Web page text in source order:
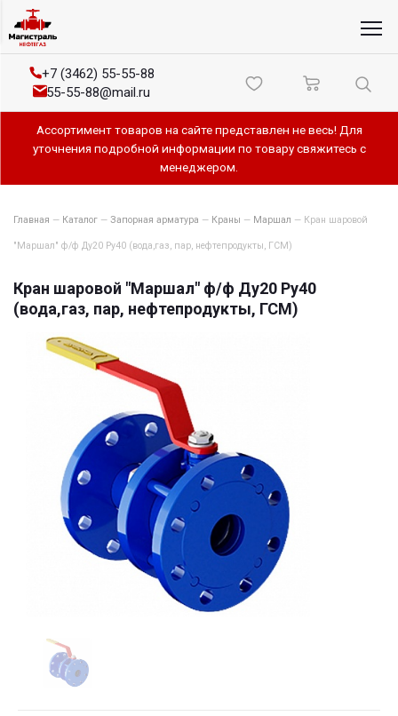
+7 (3462) 55-55-88
55-55-88@mail.ru
Ассортимент товаров на сайте представлен не весь! Для
уточнения подробной информации по товару свяжитесь с
менеджером.
Главная — Каталог — Запорная арматура — Краны — Маршал — Кран шаровой
"Маршал" ф/ф Ду20 Ру40 (вода,газ, пар, нефтепродукты, ГСМ)
Кран шаровой "Маршал" ф/ф Ду20 Ру40
(вода,газ, пар, нефтепродукты, ГСМ)